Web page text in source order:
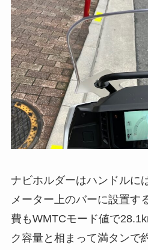
ナビホルダーはハンドルに
メーター上のバーに設置す
費もWMTCモード値で
ク容量と相まって満タンで